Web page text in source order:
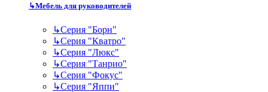
↳Мебель для руководителей
↳Серия "Борн"
↳Серия "Кватро"
↳Серия "Люкс"
↳Серия "Танрио"
↳Серия "Фокус"
↳Серия "Яппи"